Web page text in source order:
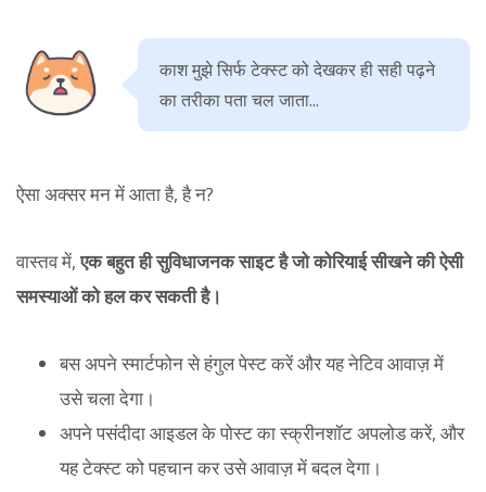
काश मुझे सिर्फ टेक्स्ट को देखकर ही सही पढ़ने
का तरीका पता चल जाता...
ऐसा अक्सर मन में आता है, है न?
वास्तव में,एक बहुत ही सुविधाजनक साइट है जो कोरियाई सीखने की ऐसी
समस्याओं को हल कर सकती है।
बस अपने स्मार्टफोन से हंगुल पेस्ट करें और यह नेटिव आवाज़ में
उसे चला देगा।
अपने पसंदीदा आइडल के पोस्ट का स्क्रीनशॉट अपलोड करें, और
यह टेक्स्ट को पहचान कर उसे आवाज़ में बदल देगा।